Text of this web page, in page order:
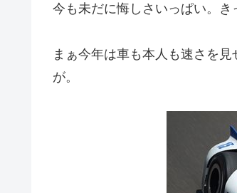
今も未だに悔しさいっぱい。き
まぁ今年は車も本人も速さを
が。